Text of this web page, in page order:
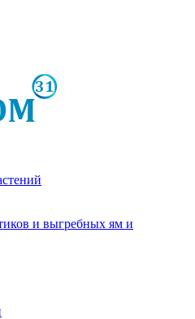
и выгребных ям и